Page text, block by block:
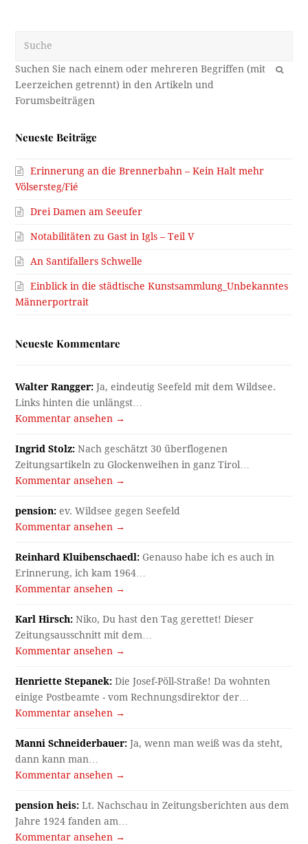
OK
Neueste Beiträge
Erinnerung an die Brennerbahn – Kein Halt mehr
Völsersteg/Fié
Drei Damen am Seeufer
Notabilitäten zu Gast in Igls – Teil V
An Santifallers Schwelle
Einblick in die städtische Kunstsammlung_Unbekanntes
Männerportrait
Neueste Kommentare
Walter Rangger: Ja, eindeutig Seefeld mit dem Wildsee.
Links hinten die unlängst…
Kommentar ansehen →
Ingrid Stolz: Nach geschätzt 30 überflogenen
Zeitungsartikeln zu Glockenweihen in ganz Tirol…
Kommentar ansehen →
pension: ev. Wildsee gegen Seefeld
Kommentar ansehen →
Reinhard Kluibenschaedl: Genauso habe ich es auch in
Erinnerung, ich kam 1964…
Kommentar ansehen →
Karl Hirsch: Niko, Du hast den Tag gerettet! Dieser
Zeitungsausschnitt mit dem…
Kommentar ansehen →
Henriette Stepanek: Die Josef-Pöll-Straße! Da wohnten
einige Postbeamte - vom Rechnungsdirektor der…
Kommentar ansehen →
Manni Schneiderbauer: Ja, wenn man weiß was da steht,
dann kann man…
Kommentar ansehen →
pension heis: Lt. Nachschau in Zeitungsberichten aus dem
Jahre 1924 fanden am…
Kommentar ansehen →